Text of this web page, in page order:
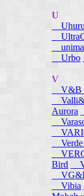
U
Uhuru
unima
Urbo
V
V&B
Aurora
Verde
Bird
Vibia